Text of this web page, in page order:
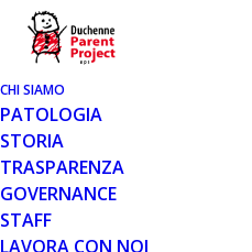
CHI SIAMO
PATOLOGIA
STORIA
TRASPARENZA
GOVERNANCE
STAFF
LAVORA CON NOI
AREA SCIENZA PP
19 APR 2018